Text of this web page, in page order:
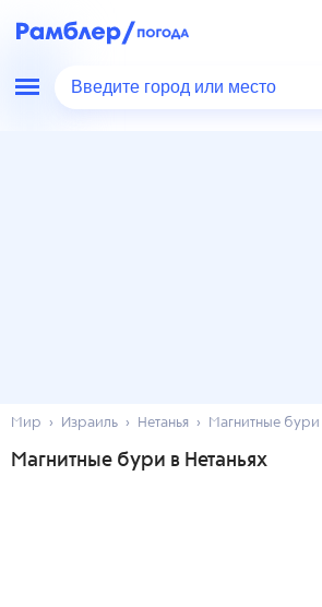
Введите город или место
Мир Израиль Нетанья Магнитные бури
Магнитные бури в Нетаньях